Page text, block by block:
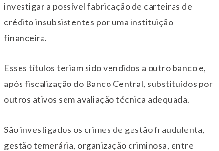
investigar a possível fabricação de carteiras de
crédito insubsistentes por uma instituição
financeira.
Esses títulos teriam sido vendidos a outro banco e,
após fiscalização do Banco Central, substituídos por
outros ativos sem avaliação técnica adequada.
São investigados os crimes de gestão fraudulenta,
gestão temerária, organização criminosa, entre